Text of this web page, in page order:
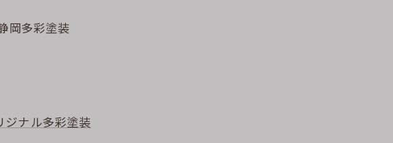
岡多彩塗装
ジナル多彩塗装